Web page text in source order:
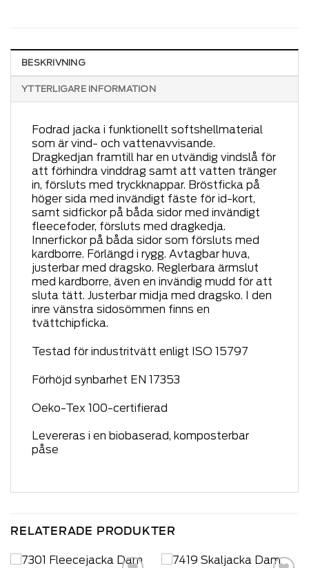
BESKRIVNING
YTTERLIGARE INFORMATION
Fodrad jacka i funktionellt softshellmaterial
som är vind- och vattenavvisande.
Dragkedjan framtill har en utvändig vindslå för
att förhindra vinddrag samt att vatten tränger
in, försluts med tryckknappar. Bröstficka på
höger sida med invändigt fäste för id-kort,
samt sidfickor på båda sidor med invändigt
fleecefoder, försluts med dragkedja.
Innerfickor på båda sidor som försluts med
kardborre. Förlängd i rygg. Avtagbar huva,
justerbar med dragsko. Reglerbara ärmslut
med kardborre, även en invändig mudd för att
sluta tätt. Justerbar midja med dragsko. I den
inre vänstra sidosömmen finns en
tvättchipficka.
Testad för industritvätt enligt ISO 15797
Förhöjd synbarhet EN 17353
Oeko-Tex 100-certifierad
Levereras i en biobaserad, komposterbar
påse
RELATERADE PRODUKTER